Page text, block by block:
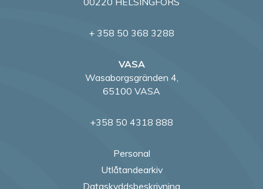
+ 358 50 368 3288
VASA
Wasaborgsgränden 4,
65100 VASA
+358 50 4318 888
Personal
Utlåtandearkiv
Dataskyddsbeskrivning